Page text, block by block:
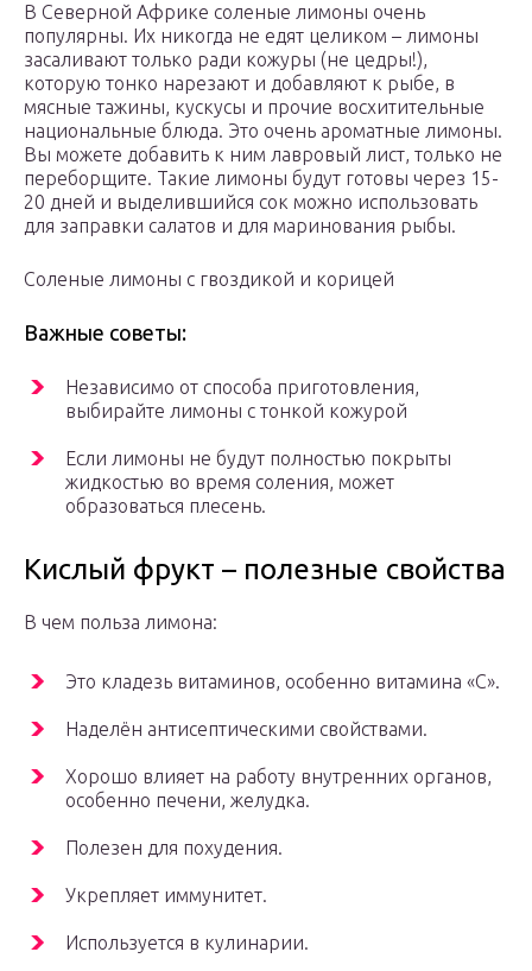
В Северной Африке соленые лимоны очень
популярны. Их никогда не едят целиком – лимоны
засаливают только ради кожуры (не цедры!),
которую тонко нарезают и добавляют к рыбе, в
мясные тажины, кускусы и прочие восхитительные
национальные блюда. Это очень ароматные лимоны.
Вы можете добавить к ним лавровый лист, только не
переборщите. Такие лимоны будут готовы через 15-
20 дней и выделившийся сок можно использовать
для заправки салатов и для маринования рыбы.
Соленые лимоны с гвоздикой и корицей
Важные советы:
Независимо от способа приготовления,
выбирайте лимоны с тонкой кожурой
Если лимоны не будут полностью покрыты
жидкостью во время соления, может
образоваться плесень.
Кислый фрукт – полезные свойства
В чем польза лимона:
Это кладезь витаминов, особенно витамина «С».
Наделён антисептическими свойствами.
Хорошо влияет на работу внутренних органов,
особенно печени, желудка.
Полезен для похудения.
Укрепляет иммунитет.
Используется в кулинарии.